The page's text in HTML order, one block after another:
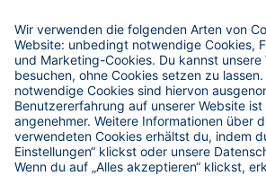
Service & Hilfe
Hoefer Skiverleih
Reise-Versicherungen
Restplätze